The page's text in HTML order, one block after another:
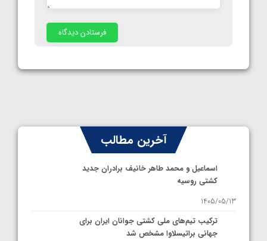
آخرین مطالب
اسماعیل و محمد طاهر خانیف برادران جدید
کشتی روسیه
1405/05/13
ترکیب تیم‌های ملی کشتی جوانان ایران برای
جهانی براتیسلاوا مشخص شد